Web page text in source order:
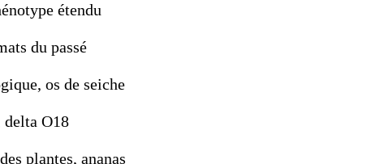
étendu
du passé
os de seiche
O18
plantes, ananas